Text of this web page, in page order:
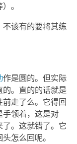
。
不该有的要将其练
作是圆的。但实际
。直的的话就是
走了么。它得回
手领着，这是对
。这就错了。它
怎么回呢。